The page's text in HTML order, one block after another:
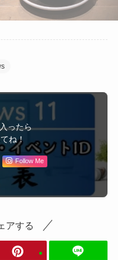
ったら
ね！
Follow Me
アする